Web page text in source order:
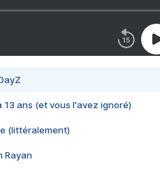
13 ans (et vous l'avez ignoré)
(littéralement)
Rayan